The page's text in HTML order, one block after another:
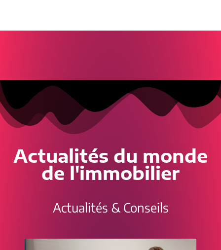
Actualités du monde
de l'immobilier
Actualités & Conseils